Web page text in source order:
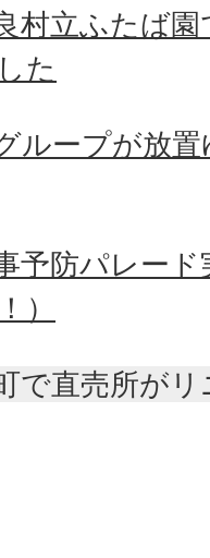
村立ふたば
た
ループが放
予防パレー
）
で直売所が